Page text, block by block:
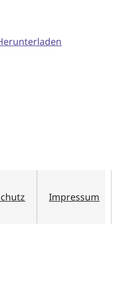
Impressum